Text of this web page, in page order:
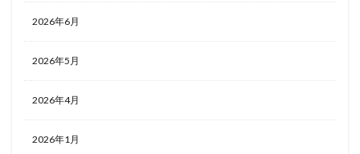
2026年6月
2026年5月
2026年4月
2026年1月